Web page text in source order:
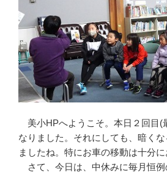
美小HPへようこそ。本日２回目(
なりました。それにしても、暗く
ましたね。特にお車の移動は十分に
さて、今日は、中休みに毎月恒